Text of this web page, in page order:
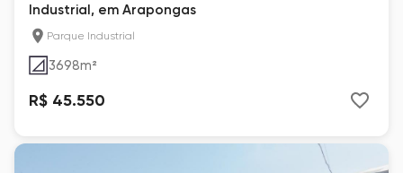
Industrial, em Arapongas
Parque Industrial
3698m²
R$ 45.550